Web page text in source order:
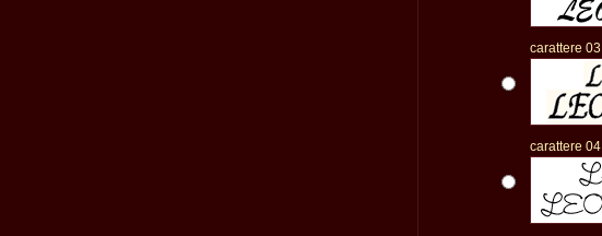
carattere 03
carattere 04